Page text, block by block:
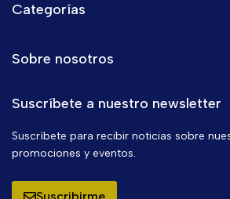
Categorías
Sobre nosotros
Suscríbete a nuestro newsletter
Suscríbete para recibir noticias sobre
promociones y eventos.